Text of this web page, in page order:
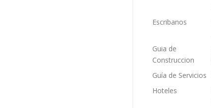
Escribanos
Guia de
Construccion
Guía de Servicios
Hoteles